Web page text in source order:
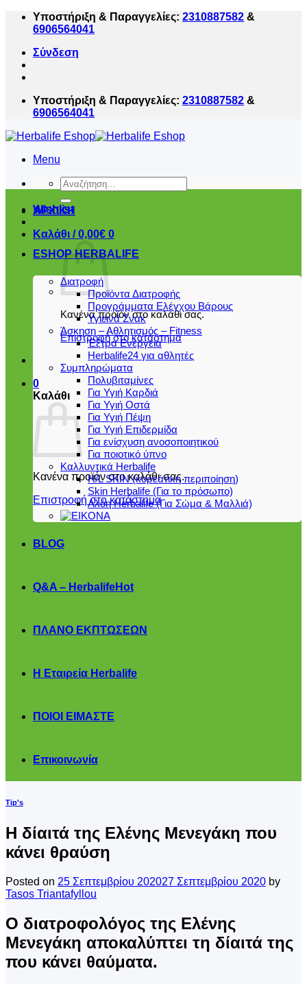
ΜετάβασηΥποστήριξη & Παραγγελίες: 2310887582 &
6906564041
Σύνδεση
Υποστήριξη & Παραγγελίες: 2310887582 &
6906564041
Menu
Αναζήτηση
για:
Wishlist
Καλάθι /0,00€ 0
Κανένα προϊόν στο καλάθι σας.
Επιστροφή στο κατάστημα
0
Καλάθι
Κανένα προϊόν στο καλάθι σας.
Επιστροφή στο κατάστημα
ΑΡΧΙΚΗ
ESHOP HERBALIFE
Διατροφή
Προϊόντα Διατροφής
Προγράμματα Ελέγχου Βάρους
Υγιεινά Σνακ
Άσκηση – Αθλητισμός – Fitness
Έξτρα Ενέργεια
Herbalife24 για αθλητές
Συμπληρώματα
Πολυβιταμίνες
Για Υγιή Καρδιά
Για Υγιή Οστά
Για Υγιή Πέψη
Για Υγιή Επιδερμίδα
Για ενίσχυση ανοσοποιητικού
Για ποιοτικό ύπνο
Καλλυντικά Herbalife
H/L SKIN (κορεάτικη περιποίηση)
Skin Herbalife (Για το πρόσωπο)
Αλόη Ηerbalife (Για Σώμα & Μαλλιά)
BLOG
Q&A – Herbalife
ΠΛΑΝΟ ΕΚΠΤΩΣΕΩΝ
Η Εταιρεία Herbalife
ΠΟΙΟΙ ΕΙΜΑΣΤΕ
Επικοινωνία
Tip's
Η δίαιτά της Ελένης Μενεγάκη που
κάνει θραύση
Posted on 25 Σεπτεμβρίου 202027 Σεπτεμβρίου 2020 by
Tasos Triantafyllou
Ο διατροφολόγος της Ελένης
Μενεγάκη αποκαλύπτει τη δίαιτά της
που κάνει θαύματα.